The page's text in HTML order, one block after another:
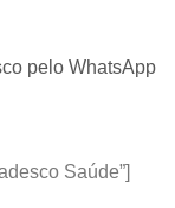
pelo WhatsApp
Saúde”]